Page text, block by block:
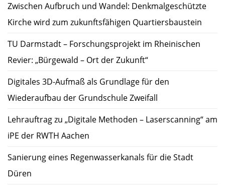
Zwischen Aufbruch und Wandel: Denkmalgeschützte
Kirche wird zum zukunftsfähigen Quartiersbaustein
TU Darmstadt – Forschungsprojekt im Rheinischen
Revier: „Bürgewald – Ort der Zukunft“
Digitales 3D-Aufmaß als Grundlage für den
Wiederaufbau der Grundschule Zweifall
Lehrauftrag zu „Digitale Methoden – Laserscanning“ am
iPE der RWTH Aachen
Sanierung eines Regenwasserkanals für die Stadt
Düren